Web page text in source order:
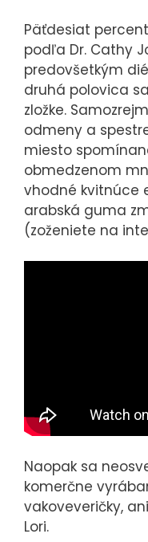
Päťdesiat
podľa Dr. Cathy
predovšetkým
druhá polovica
zložke.
odmeny a
miesto
obmedzenom
vhodné kvitnúce
arabská guma
(zoženiete na
Naopak sa
komerčne
vakoveveričky,
Lori.